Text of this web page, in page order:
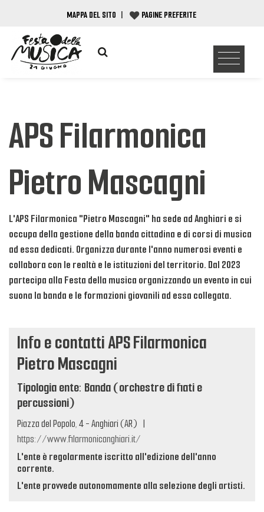
MAPPA DEL SITO | PAGINE PREFERITE
APS Filarmonica
Pietro Mascagni
L'APS Filarmonica "Pietro Mascagni" ha sede ad Anghiari e si
occupa della gestione della banda cittadina e di corsi di musica
ad essa dedicati. Organizza durante l'anno numerosi eventi e
collabora con le realtà e le istituzioni del territorio. Dal 2023
partecipa alla Festa della musica organizzando un evento in cui
suona la banda e le formazioni giovanili ad essa collegata.
Info e contatti APS Filarmonica
Pietro Mascagni
Tipologia ente: Banda (orchestre di fiati e
percussioni)
Piazza del Popolo, 4 - Anghiari (AR) |
https://www.filarmonicanghiari.it/
L'ente è regolarmente iscritto all'edizione dell'anno
corrente.
L'ente provvede autonomamente alla selezione degli artisti.